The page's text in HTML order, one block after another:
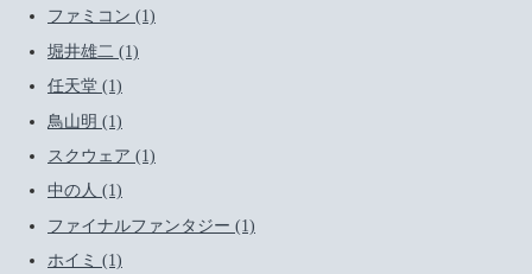
ファミコン (1)
堀井雄二 (1)
任天堂 (1)
鳥山明 (1)
スクウェア (1)
中の人 (1)
ファイナルファンタジー (1)
ホイミ (1)